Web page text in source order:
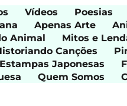
Vídeos Poesias
Apenas Arte
Animal Mitos e
Canções
Estampas Japonesas
Quem Somos